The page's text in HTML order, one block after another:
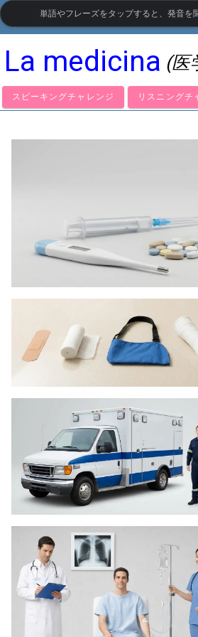
LanguageGuide.org• スペイン語
La medicina (医
スピーキングチャレンジ リスニ
単語やフレーズをタップすると、発音を